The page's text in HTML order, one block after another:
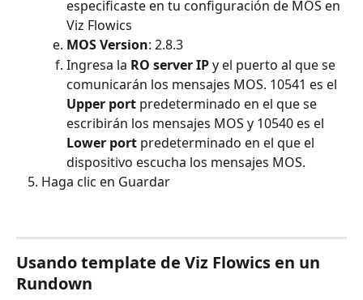
especificaste en tu configuración de MOS en
Viz Flowics
MOS Version: 2.8.3
Ingresa la RO server IP y el puerto al que se
comunicarán los mensajes MOS. 10541 es el
Upper port predeterminado en el que se
escribirán los mensajes MOS y 10540 es el
Lower port predeterminado en el que el
dispositivo escucha los mensajes MOS.
Haga clic en Guardar
Usando template de Viz Flowics en un
Rundown